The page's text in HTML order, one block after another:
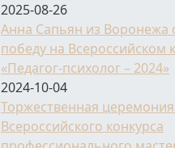
2025-08-26
Анна Сапьян из Воронежа
победу на Всероссийском
«Педагог-психолог – 2024»
2024-10-04
Торжественная
Всероссийского конкурса